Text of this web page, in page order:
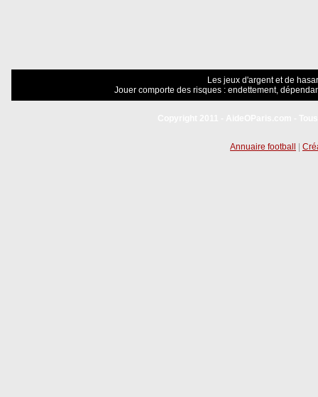
Les jeux d'argent et de
Jouer comporte des risques : endettement,
Annuaire football